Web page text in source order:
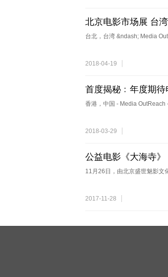
北京电影市场展 台
台北，台湾 &ndash; Media
2018-04-19
首度揭秘﹕年度期待
香港，中国 - Media OutReach
2018-03-29
公益电影《大海寺
11月26日，由北京盛世魅影文
2017-11-28